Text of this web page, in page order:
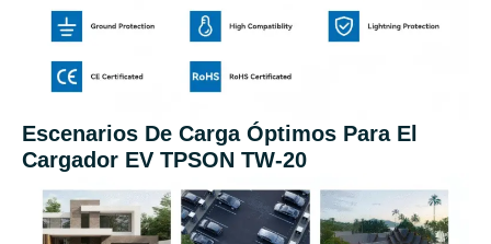
Escenarios De Carga Óptimos Para El
Cargador EV TPSON TW-20